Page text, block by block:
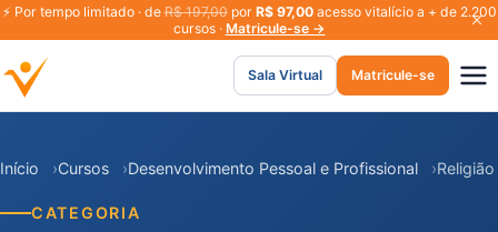
⚡ Por tempo limitado · deR$ 197,00por R$ 97,00acesso vitalício a + de 2.200
cursos · Matricule-se →
Sala Virtual Matricule-se
Início Cursos Desenvolvimento Pessoal e Profissional Religião
CATEGORIA